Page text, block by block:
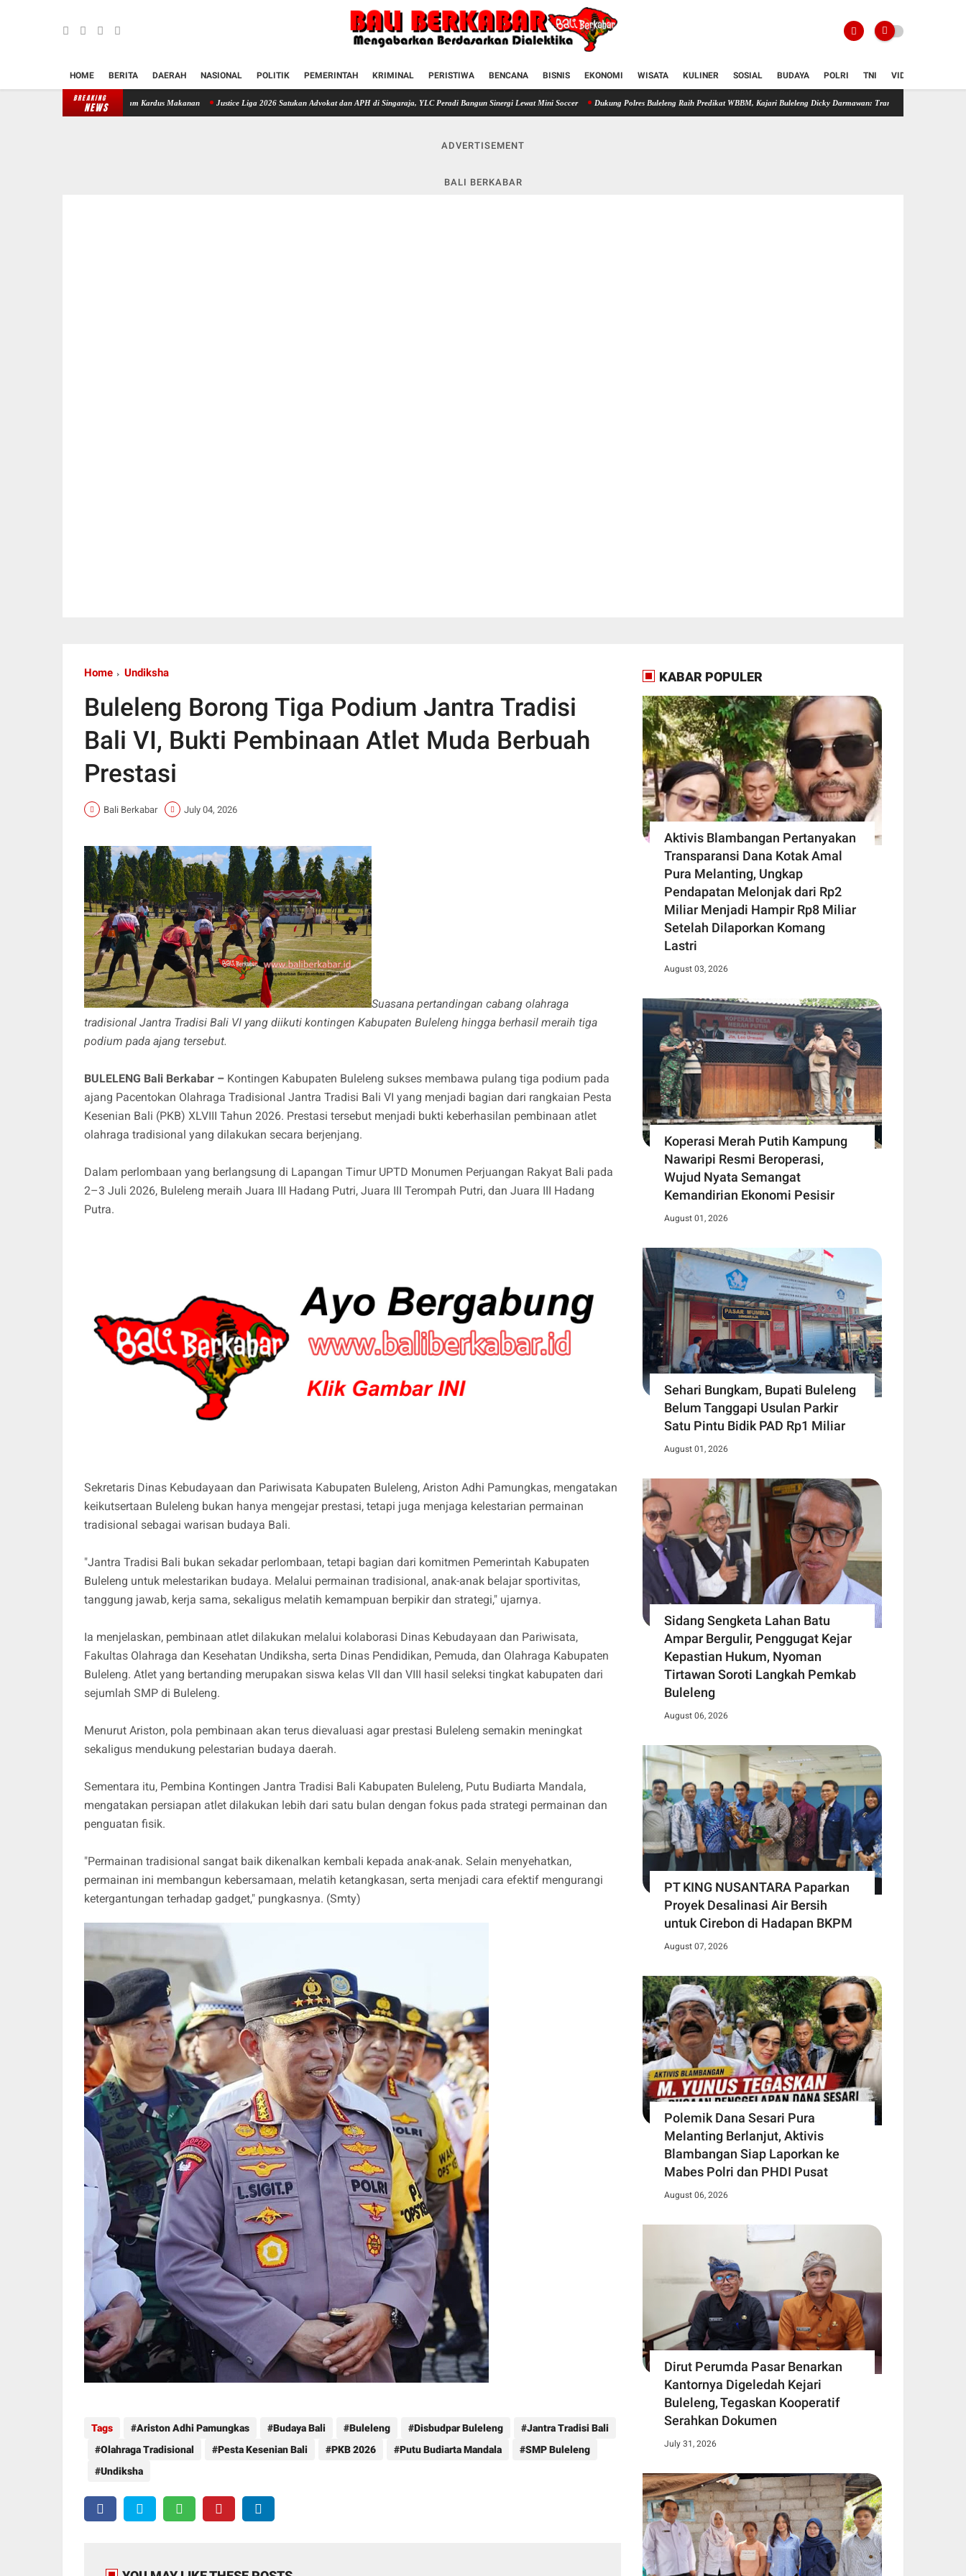
HOME BERITA DAERAH NASIONAL POLITIK PEMERINTAH KRIMINAL PERISTIWA BENCANA BISNIS EKONOMI WISATA KULINER SOSIAL BUDAYA POLRI TNI VIDIO
BREAKING
NEWS
Disamarkan dalam Kardus Makanan Justice Liga 2026 Satukan Advokat dan APH di Singaraja, YLC Peradi Bangun Sinergi Lewat Mini Soccer Dukung Polres Buleleng Raih Predikat WBBM, Kajari Buleleng Dicky Darmawan: Transformasi Digital Tingkatkan Kualitas
ADVERTISEMENT
BALI BERKABAR
Home Undiksha
Buleleng Borong Tiga Podium Jantra Tradisi
Bali VI, Bukti Pembinaan Atlet Muda Berbuah
Prestasi
Bali Berkabar July 04, 2026
Suasana pertandingan cabang olahraga
tradisional Jantra Tradisi Bali VI yang diikuti kontingen Kabupaten Buleleng hingga berhasil meraih tiga
podium pada ajang tersebut.
BULELENG Bali Berkabar – Kontingen Kabupaten Buleleng sukses membawa pulang tiga podium pada
ajang Pacentokan Olahraga Tradisional Jantra Tradisi Bali VI yang menjadi bagian dari rangkaian Pesta
Kesenian Bali (PKB) XLVIII Tahun 2026. Prestasi tersebut menjadi bukti keberhasilan pembinaan atlet
olahraga tradisional yang dilakukan secara berjenjang.
Dalam perlombaan yang berlangsung di Lapangan Timur UPTD Monumen Perjuangan Rakyat Bali pada
2–3 Juli 2026, Buleleng meraih Juara III Hadang Putri, Juara III Terompah Putri, dan Juara III Hadang
Putra.
Sekretaris Dinas Kebudayaan dan Pariwisata Kabupaten Buleleng, Ariston Adhi Pamungkas, mengatakan
keikutsertaan Buleleng bukan hanya mengejar prestasi, tetapi juga menjaga kelestarian permainan
tradisional sebagai warisan budaya Bali.
"Jantra Tradisi Bali bukan sekadar perlombaan, tetapi bagian dari komitmen Pemerintah Kabupaten
Buleleng untuk melestarikan budaya. Melalui permainan tradisional, anak-anak belajar sportivitas,
tanggung jawab, kerja sama, sekaligus melatih kemampuan berpikir dan strategi," ujarnya.
Ia menjelaskan, pembinaan atlet dilakukan melalui kolaborasi Dinas Kebudayaan dan Pariwisata,
Fakultas Olahraga dan Kesehatan Undiksha, serta Dinas Pendidikan, Pemuda, dan Olahraga Kabupaten
Buleleng. Atlet yang bertanding merupakan siswa kelas VII dan VIII hasil seleksi tingkat kabupaten dari
sejumlah SMP di Buleleng.
Menurut Ariston, pola pembinaan akan terus dievaluasi agar prestasi Buleleng semakin meningkat
sekaligus mendukung pelestarian budaya daerah.
Sementara itu, Pembina Kontingen Jantra Tradisi Bali Kabupaten Buleleng, Putu Budiarta Mandala,
mengatakan persiapan atlet dilakukan lebih dari satu bulan dengan fokus pada strategi permainan dan
penguatan fisik.
"Permainan tradisional sangat baik dikenalkan kembali kepada anak-anak. Selain menyehatkan,
permainan ini membangun kebersamaan, melatih ketangkasan, serta menjadi cara efektif mengurangi
ketergantungan terhadap gadget," pungkasnya. (Smty)
Tags Ariston Adhi Pamungkas Budaya Bali Buleleng Disbudpar Buleleng
Jantra Tradisi Bali
Olahraga Tradisional
Pesta Kesenian Bali PKB 2026 Putu Budiarta Mandala
SMP Buleleng
Undiksha
KABAR POPULER
Aktivis Blambangan Pertanyakan
Transparansi Dana Kotak Amal
Pura Melanting, Ungkap
Pendapatan Melonjak dari Rp2
Miliar Menjadi Hampir Rp8 Miliar
Setelah Dilaporkan Komang
Lastri
August 03, 2026
Koperasi Merah Putih Kampung
Nawaripi Resmi Beroperasi,
Wujud Nyata Semangat
Kemandirian Ekonomi Pesisir
August 01, 2026
Sehari Bungkam, Bupati Buleleng
Belum Tanggapi Usulan Parkir
Satu Pintu Bidik PAD Rp1 Miliar
August 01, 2026
Sidang Sengketa Lahan Batu
Ampar Bergulir, Penggugat Kejar
Kepastian Hukum, Nyoman
Tirtawan Soroti Langkah Pemkab
Buleleng
August 06, 2026
PT KING NUSANTARA Paparkan
Proyek Desalinasi Air Bersih
untuk Cirebon di Hadapan BKPM
August 07, 2026
Polemik Dana Sesari Pura
Melanting Berlanjut, Aktivis
Blambangan Siap Laporkan ke
Mabes Polri dan PHDI Pusat
August 06, 2026
Dirut Perumda Pasar Benarkan
Kantornya Digeledah Kejari
Buleleng, Tegaskan Kooperatif
Serahkan Dokumen
July 31, 2026